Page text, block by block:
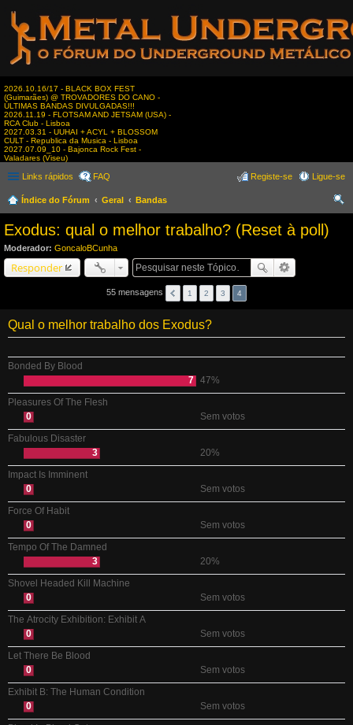
2026.10.16/17 - BLACK BOX FEST
(Guimarães) @ TROVADORES DO CANO -
ÚLTIMAS BANDAS DIVULGADAS!!!
2026.11.19 - FLOTSAM AND JETSAM (USA) -
RCA Club - Lisboa
2027.03.31 - UUHAI + ACYL + BLOSSOM
CULT - Republica da Musica - Lisboa
2027.07.09_10 - Bajonca Rock Fest -
Valadares (Viseu)
Links rápidos FAQ Ligue-se
Registe-se
Índice do Fórum Geral
Bandas
Exodus: qual o melhor trabalho? (Reset à poll)
Moderador: GoncaloBCunha
Responder
55 mensagens 1 2 3 4
Qual o melhor trabalho dos Exodus?
Bonded By Blood
7 47%
Pleasures Of The Flesh
0
Sem votos
Fabulous Disaster
3
20%
Impact Is Imminent
0
Sem votos
Force Of Habit
0
Sem votos
Tempo Of The Damned
3
20%
Shovel Headed Kill Machine
0
Sem votos
The Atrocity Exhibition: Exhibit A
0
Sem votos
Let There Be Blood
0
Sem votos
Exhibit B: The Human Condition
0
Sem votos